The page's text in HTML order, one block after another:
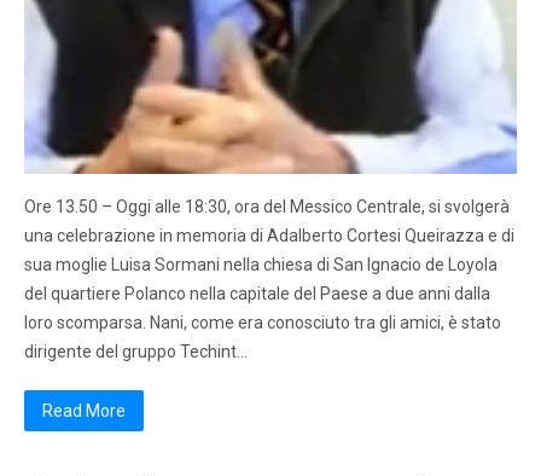
Ore 13.50 – Oggi alle 18:30, ora del Messico Centrale, si svolgerà
una celebrazione in memoria di Adalberto Cortesi Queirazza e di
sua moglie Luisa Sormani nella chiesa di San Ignacio de Loyola
del quartiere Polanco nella capitale del Paese a due anni dalla
loro scomparsa. Nani, come era conosciuto tra gli amici, è stato
dirigente del gruppo Techint…
Read More